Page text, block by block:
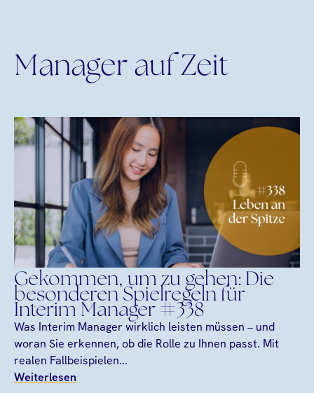
Manager auf Zeit
Gekommen, um zu gehen: Die
besonderen Spielregeln für
Interim Manager #338
Was Interim Manager wirklich leisten müssen – und
woran Sie erkennen, ob die Rolle zu Ihnen passt. Mit
realen Fallbeispielen...
Weiterlesen